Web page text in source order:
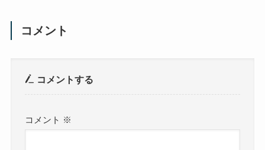
コメント
コメントする
コメント ※